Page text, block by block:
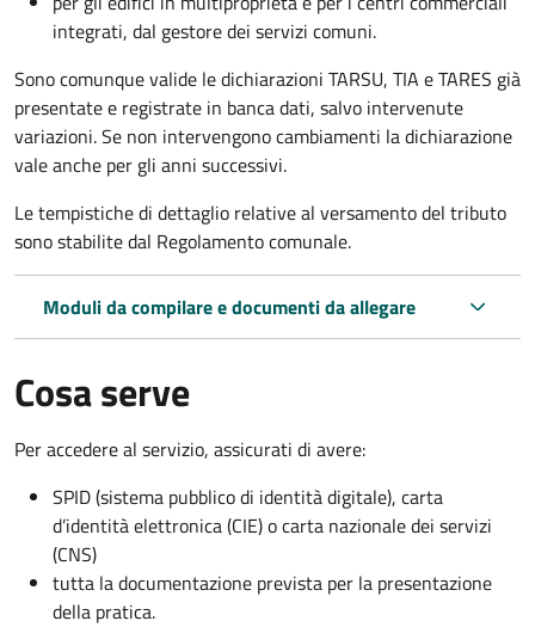
integrati, dal gestore dei servizi comuni.
Sono comunque valide le dichiarazioni TARSU, TIA e TARES già
presentate e registrate in banca dati, salvo intervenute
variazioni. Se non intervengono cambiamenti la dichiarazione
vale anche per gli anni successivi.
Le tempistiche di dettaglio relative al versamento del tributo
sono stabilite dal Regolamento comunale.
Moduli da compilare e documenti da allegare
Cosa serve
Per accedere al servizio, assicurati di avere:
SPID (sistema pubblico di identità digitale), carta
d’identità elettronica (CIE) o carta nazionale dei servizi
(CNS)
tutta la documentazione prevista per la presentazione
della pratica.